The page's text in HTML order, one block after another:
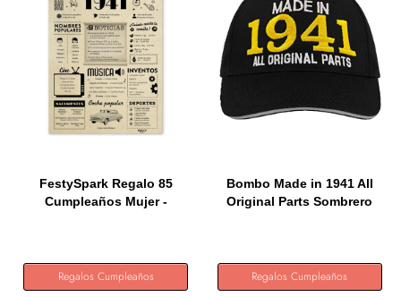
FestySpark Regalo 85
Cumpleaños Mujer -
Regalos Cumpleaños
Bombo Made in 1941 All
Original Parts Sombrero
Regalos Cumpleaños